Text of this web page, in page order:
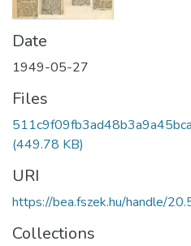
Date
1949-05-27
Files
(449.78 KB)
URI
https://bea.fszek.hu/handle/
Collections